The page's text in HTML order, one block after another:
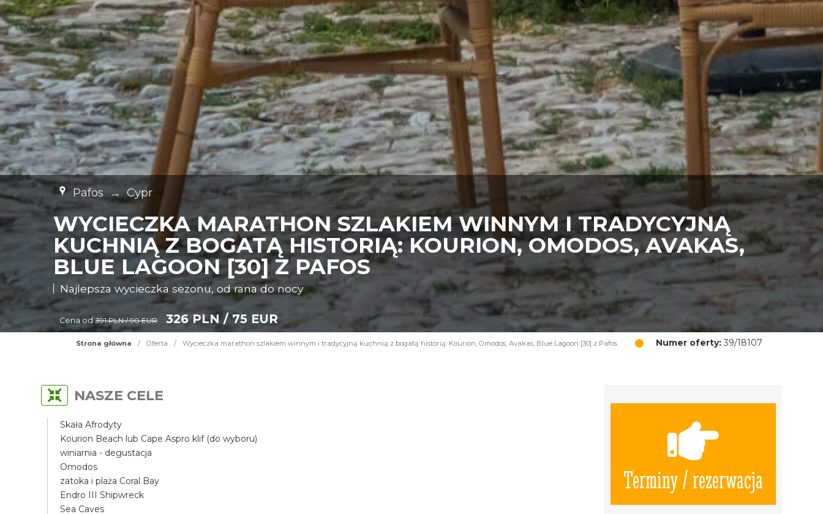
Pafos → Cypr
WYCIECZKA MARATHON SZLAKIEM WINNYM I TRADYCYJNĄ
KUCHNIĄ Z BOGATĄ HISTORIĄ: KOURION, OMODOS, AVAKAS,
BLUE LAGOON [30] Z PAFOS
Najlepsza wycieczka sezonu, od rana do nocy
Cena od 391 PLN / 90 EUR 326 PLN / 75 EUR
Strona główna / Oferta / Wycieczka marathon szlakiem winnym i tradycyjną kuchnią z bogatą historią: Kourion, Omodos, Avakas, Blue Lagoon [30] z Pafos Numer oferty: 39/18107
Terminy / rezerwacja
NASZE CELE
Skała Afrodyty
Kourion Beach lub Cape Aspro klif (do wyboru)
winiarnia - degustacja
Omodos
zatoka i plaża Coral Bay
Endro III Shipwreck
Sea Caves